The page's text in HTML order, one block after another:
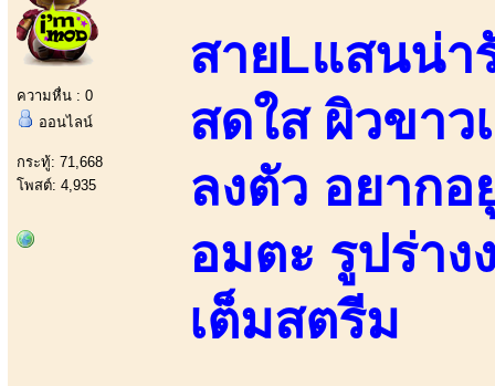
ความหื่น : 0
ออนไลน์
กระทู้: 71,668
โพสต์: 4,935
สายLแสนน่า
สดใส ผิวขาว
ลงตัว อยากอ
อมตะ รูปร่า
เต็มสตรีม